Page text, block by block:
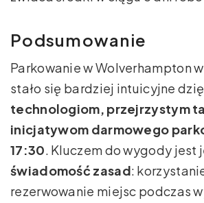
Podsumowanie
Parkowanie w Wolverhampton
stało się bardziej intuicyjne
technologiom, przejrzystym
inicjatywom darmowego
17:30. Kluczem do wygody jest
świadomość zasad:
rezerwowanie miejsc podczas